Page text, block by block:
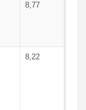
8,77
8,22